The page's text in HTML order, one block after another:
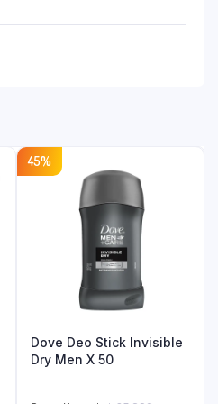
45%
Dove Deo Stick Invisible
Dry Men X 50